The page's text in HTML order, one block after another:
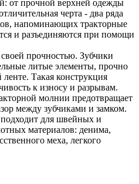
от прочной верхней одежды
черта - два ряда
напоминающих тракторные
и разъединяются при помощи
прочностью. Зубчики
литые элементы, прочно
Такая конструкция
к износу и разрывам.
молнии предотвращает
между зубчиками и замком.
для швейных и
материалов: денима,
меха, легкого